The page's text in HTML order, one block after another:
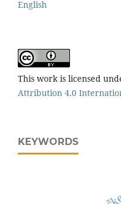
English
This work is licensed
Attribution 4.0
KEYWORDS